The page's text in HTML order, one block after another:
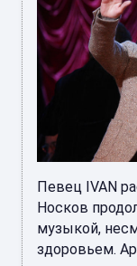
Певец IVAN
Носков
музыкой,
здоровьем.